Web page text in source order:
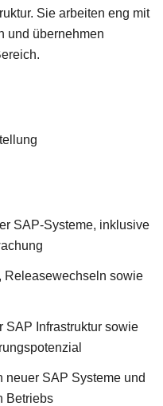
Sie arbeiten eng mit
und übernehmen
SAP-Systeme, inklusive
Releasewechseln sowie
SAP Infrastruktur sowie
neuer SAP Systeme und
Betriebs